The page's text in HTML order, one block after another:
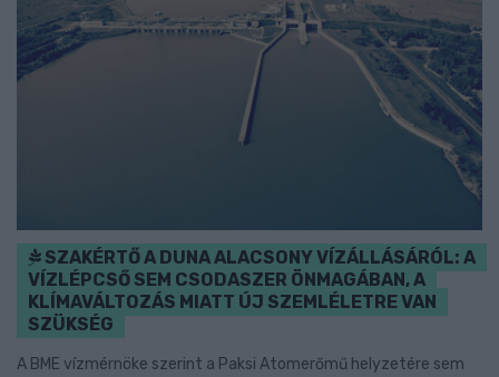
SZAKÉRTŐ A DUNA ALACSONY VÍZÁLLÁSÁRÓL: A
VÍZLÉPCSŐ SEM CSODASZER ÖNMAGÁBAN, A
KLÍMAVÁLTOZÁS MIATT ÚJ SZEMLÉLETRE VAN
SZÜKSÉG
A BME vízmérnöke szerint a Paksi Atomerőmű helyzetére sem